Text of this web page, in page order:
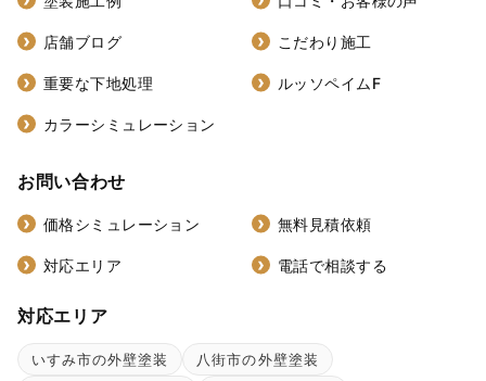
店舗ブログ こだわり施工
重要な下地処理 ルッソペイムF
カラーシミュレーション
お問い合わせ
価格シミュレーション 無料見積依頼
対応エリア 電話で相談する
対応エリア
いすみ市の外壁塗装
八街市の外壁塗装